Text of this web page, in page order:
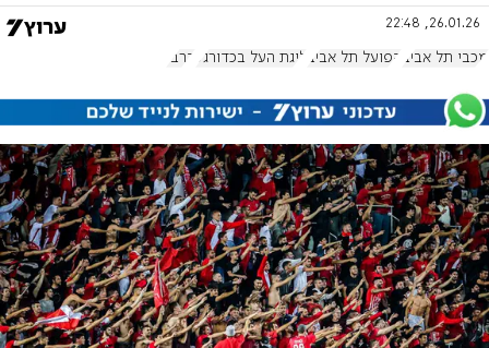
26.01.26, 22:48
מכבי תל אביב הפועל תל אביב ליגת העל בכדורגל דרבי